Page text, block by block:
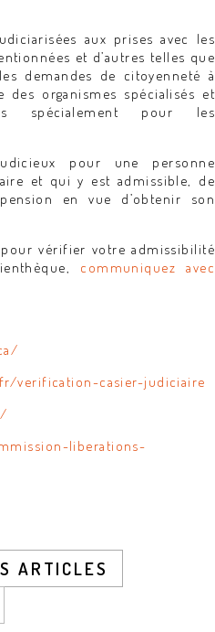
aux prises avec les
et d’autres telles que
demandes de citoyenneté à
des organismes spécialisés et
spécialement pour les
pour une personne
et qui y est admissible, de
en vue d’obtenir son
vérifier votre admissibilité
communiquez avec
verification-casier-judiciaire
liberations-
ARTICLES